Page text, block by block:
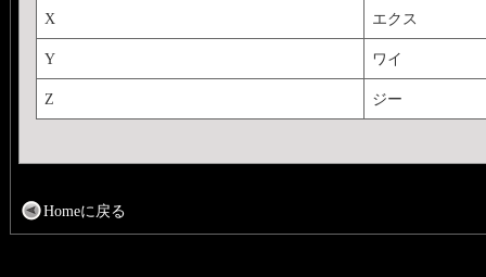
X エクス
Y ワイ
Z ジー
Homeに戻る